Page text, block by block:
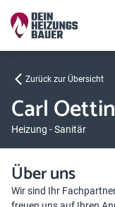
Zurück zur Übersicht
Carl
Heizung - Sanitär
Über uns
Wir sind Ihr